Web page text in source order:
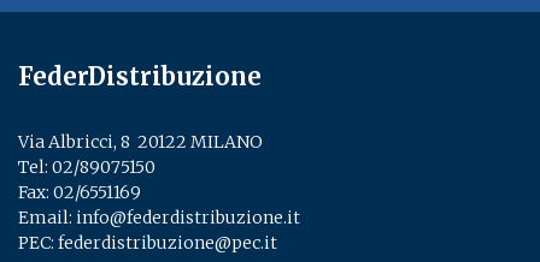
FederDistribuzione
Via Albricci, 8 ­ 20122 MILANO
Tel: 02/89075150
Fax: 02/6551169
Email: info@federdistribuzione.it
PEC: federdistribuzione@pec.it